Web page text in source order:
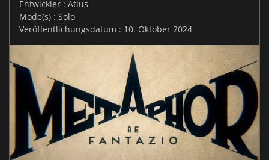
Entwickler : Atlus
Mode(s) : Solo
Veröffentlichungsdatum : 10. Oktober 2024